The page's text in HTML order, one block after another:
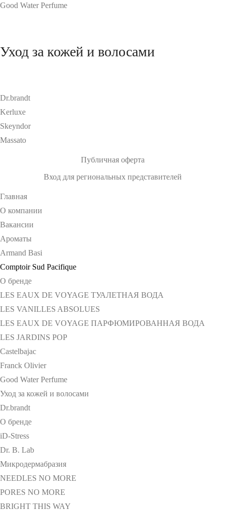
Good Water Perfume
Уход за кожей и волосами
Dr.brandt
Kerluxe
Skeyndor
Massato
Публичная оферта
Вход для региональных представителей
Главная
О компании
Вакансии
Ароматы
Armand Basi
Comptoir Sud Pacifique
О бренде
LES EAUX DE VOYAGE ТУАЛЕТНАЯ ВОДА
LES VANILLES ABSOLUES
LES EAUX DE VOYAGE ПАРФЮМИРОВАННАЯ ВОДА
LES JARDINS POP
Castelbajac
Franck Olivier
Good Water Perfume
Уход за кожей и волосами
Dr.brandt
О бренде
iD-Stress
Dr. B. Lab
Микродермабразия
NEEDLES NO MORE
PORES NO MORE
BRIGHT THIS WAY